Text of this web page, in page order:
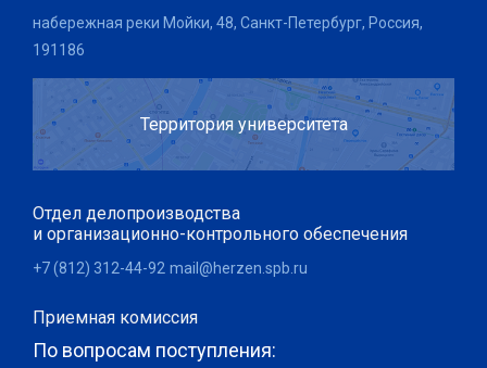
набережная реки Мойки, 48, Санкт-Петербург, Россия,
191186
Территория университета
Отдел делопроизводства
и организационно-контрольного обеспечения
+7 (812) 312-44-92 mail@herzen.spb.ru
Приемная комиссия
По вопросам поступления: